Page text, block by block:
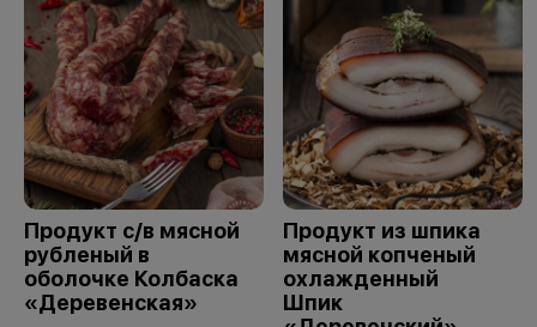
Продукт с/в мясной
рубленый в
оболочке Колбаска
«Деревенская»
Продукт из шпика
мясной копченый
охлажденный
Шпик